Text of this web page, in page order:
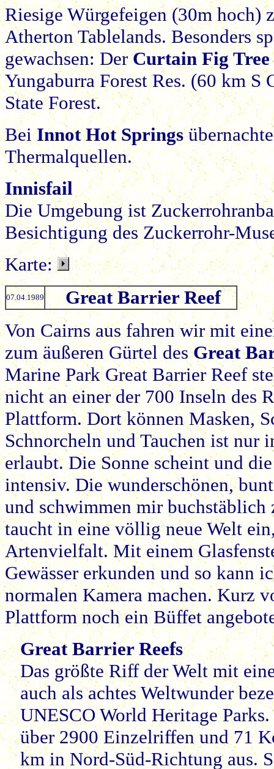
Riesige Würgefeigen (30m hoch)
Atherton Tablelands. Besonders
gewachsen: DerCurtain Fig Tree
Yungaburra Forest Res. (60 km
State Forest.
BeiInnot Hot Springs
Thermalquellen.
Innisfail
Die Umgebung ist
Besichtigung des Zuckerrohr-
Karte:
07.04.1989
Great Barrier Reef
Von Cairns aus fahren wir mit
zum äußeren Gürtel desGreat
Marine Park Great Barrier Reef
nicht an einer der 700 Inseln des
Plattform. Dort können Masken,
Schnorcheln und Tauchen ist nur
erlaubt. Die Sonne scheint und
intensiv. Die wunderschönen,
und schwimmen mir
taucht in eine völlig neue Welt
Artenvielfalt. Mit einem
Gewässer erkunden und so kann
normalen Kamera machen. Kurz
Plattform noch ein Büffet
Great Barrier Reefs
Das größte Riff der Welt mit
auch als achtes Weltwunder
UNESCO World Heritage
über 2900 Einzelriffen und 71
km in Nord-Süd-Richtung aus.